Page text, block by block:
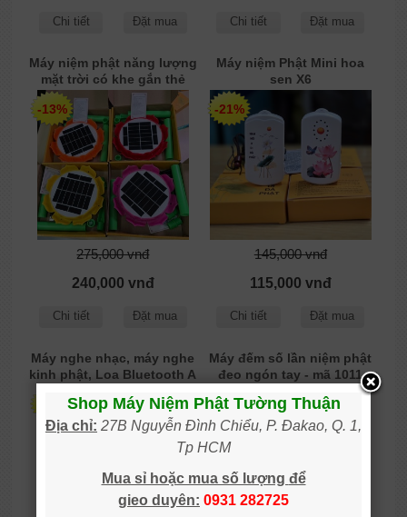
Chi tiết Đặt mua Chi tiết Đặt mua
Máy niệm phật năng lượng
mặt trời có khe gắn thẻ
nhớ, có kinh địa tạng và
màn hình Led
-13%
275,000 vnđ
240,000 vnđ
Chi tiết Đặt mua
Máy niệm Phật Mini hoa
sen X6
-21%
145,000 vnđ
115,000 vnđ
Chi tiết Đặt mua
Máy nghe nhạc, máy nghe
kinh phật, Loa Bluetooth A
Máy đếm số lần niệm phật
đeo ngón tay - mã 1011
-25%
Shop Máy Niệm Phật Tường Thuận
Địa chỉ: 27B Nguyễn Đình Chiểu, P. Đakao, Q. 1,
Tp HCM
Mua sỉ hoặc mua số lượng để
gieo duyên: 0931 282725